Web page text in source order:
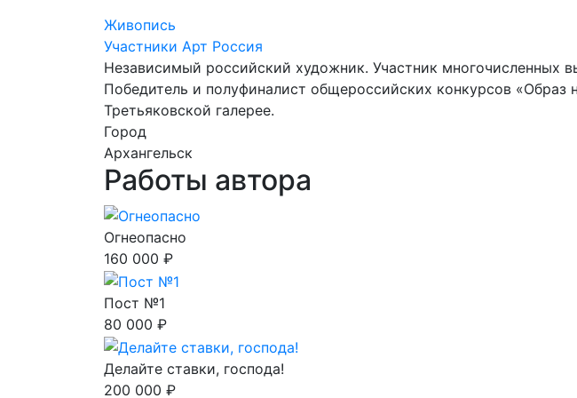
Живопись
Участники Арт Россия
Независимый российский художник. Участник многочисленных
Победитель и полуфиналист общероссийских конкурсов «Образ
Третьяковской галерее.
Город
Архангельск
Работы автора
Огнеопасно
160 000 ₽
Пост №1
80 000 ₽
Делайте ставки, господа!
200 000 ₽